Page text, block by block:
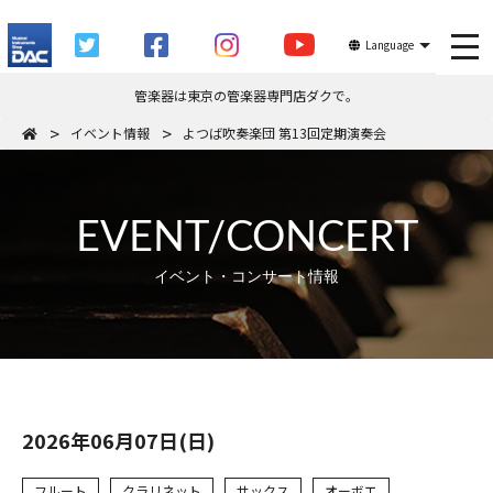
Language
管楽器は東京の管楽器専門店ダクで。
イベント情報
よつば吹奏楽団 第13回定期演奏会
EVENT/CONCERT
イベント・コンサート情報
2026年06月07日(日)